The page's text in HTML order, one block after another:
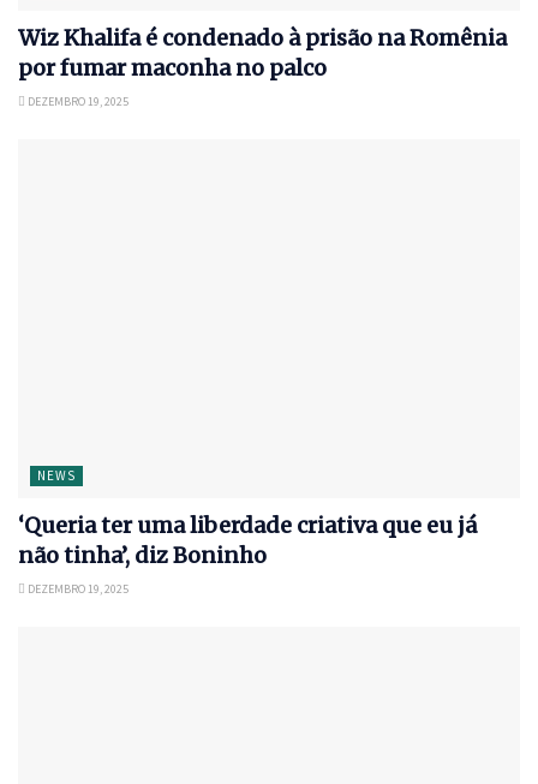
Wiz Khalifa é condenado à prisão na Romênia
por fumar maconha no palco
DEZEMBRO 19, 2025
NEWS
‘Queria ter uma liberdade criativa que eu já
não tinha’, diz Boninho
DEZEMBRO 19, 2025